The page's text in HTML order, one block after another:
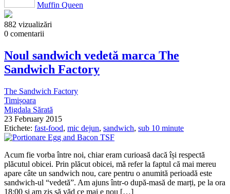
Muffin Queen
882 vizualizări
0 comentarii
Noul sandwich vedetă marca The
Sandwich Factory
The Sandwich Factory
Timișoara
Migdala Sărată
23 February 2015
Etichete: fast-food, mic dejun, sandwich, sub 10 minute
Acum fie vorba între noi, chiar eram curioasă dacă își respectă
plăcutul obicei. Prin plăcut obicei, mă refer la faptul că mai mereu
apare câte un sandwich nou, care pentru o anumită perioadă este
sandwich-ul “vedetă”. Am ajuns într-o după-masă de marți, pe la ora
18:00 și am zis să văd ce mai e nou […]